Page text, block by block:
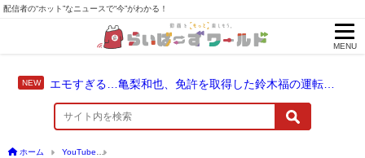
配信者の“ホット”なニュースで“今”がわかる！
MENU
エモすぎる…亀梨和也、免許を取得した鈴木福の運転でドライブ！
ホーム YouTube